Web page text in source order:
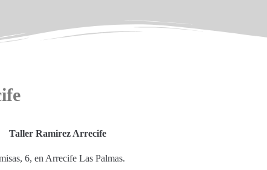
Taller Ramirez Arrecife
6, en Arrecife Las Palmas.